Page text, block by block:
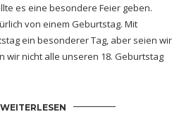
es eine besondere Feier geben.
von einem Geburtstag. Mit
ein besonderer Tag, aber seien wir
wir nicht alle unseren 18. Geburtstag
WEITERLESEN